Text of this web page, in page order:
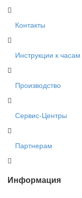
Контакты
Инструкции к часам
Производство
Сервис-Центры
Партнерам
Информация